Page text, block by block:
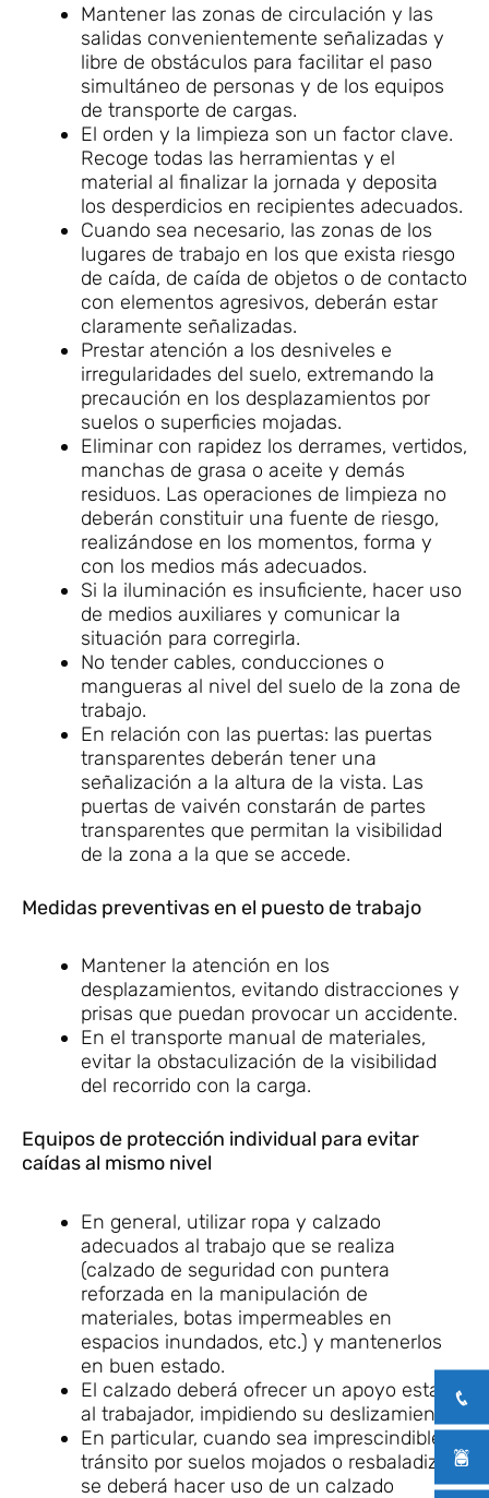
Mantener las zonas de circulación y las
salidas convenientemente señalizadas y
libre de obstáculos para facilitar el paso
simultáneo de personas y de los equipos
de transporte de cargas.
El orden y la limpieza son un factor clave.
Recoge todas las herramientas y el
material al finalizar la jornada y deposita
los desperdicios en recipientes adecuados.
Cuando sea necesario, las zonas de los
lugares de trabajo en los que exista riesgo
de caída, de caída de objetos o de contacto
con elementos agresivos, deberán estar
claramente señalizadas.
Prestar atención a los desniveles e
irregularidades del suelo, extremando la
precaución en los desplazamientos por
suelos o superficies mojadas.
Eliminar con rapidez los derrames, vertidos,
manchas de grasa o aceite y demás
residuos. Las operaciones de limpieza no
deberán constituir una fuente de riesgo,
realizándose en los momentos, forma y
con los medios más adecuados.
Si la iluminación es insuficiente, hacer uso
de medios auxiliares y comunicar la
situación para corregirla.
No tender cables, conducciones o
mangueras al nivel del suelo de la zona de
trabajo.
En relación con las puertas: las puertas
transparentes deberán tener una
señalización a la altura de la vista. Las
puertas de vaivén constarán de partes
transparentes que permitan la visibilidad
de la zona a la que se accede.
Medidas preventivas en el puesto de trabajo
Mantener la atención en los
desplazamientos, evitando distracciones y
prisas que puedan provocar un accidente.
En el transporte manual de materiales,
evitar la obstaculización de la visibilidad
del recorrido con la carga.
Equipos de protección individual para evitar
caídas al mismo nivel
En general, utilizar ropa y calzado
adecuados al trabajo que se realiza
(calzado de seguridad con puntera
reforzada en la manipulación de
materiales, botas impermeables en
espacios inundados, etc.) y mantenerlos
en buen estado.
El calzado deberá ofrecer un apoyo estable
al trabajador, impidiendo su deslizamiento.
En particular, cuando sea imprescindible el
tránsito por suelos mojados o resbaladizos,
se deberá hacer uso de un calzado